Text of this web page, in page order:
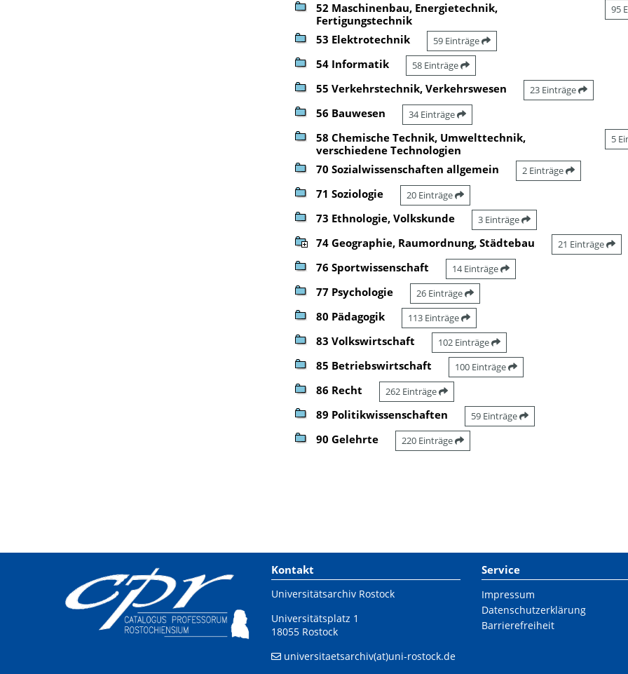
52 Maschinenbau, Energietechnik,
Fertigungstechnik
95
53 Elektrotechnik 59 Einträge
54 Informatik 58 Einträge
55 Verkehrstechnik, Verkehrswesen 23 Einträge
56 Bauwesen 34 Einträge
58 Chemische Technik, Umwelttechnik,
verschiedene Technologien
5
70 Sozialwissenschaften allgemein 2 Einträge
71 Soziologie 20 Einträge
73 Ethnologie, Volkskunde 3 Einträge
74 Geographie, Raumordnung, Städtebau 21 Einträge
76 Sportwissenschaft 14 Einträge
77 Psychologie 26 Einträge
80 Pädagogik 113 Einträge
83 Volkswirtschaft 102 Einträge
85 Betriebswirtschaft 100 Einträge
86 Recht 262 Einträge
89 Politikwissenschaften 59 Einträge
90 Gelehrte 220 Einträge
Kontakt
Universitätsarchiv Rostock
Universitätsplatz 1
18055 Rostock
universitaetsarchiv(at)uni-rostock.de
Service
Impressum
Datenschutzerklärung
Barrierefreiheit